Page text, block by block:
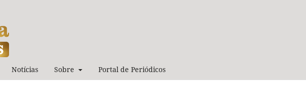
Notícias Sobre Portal de Periódicos